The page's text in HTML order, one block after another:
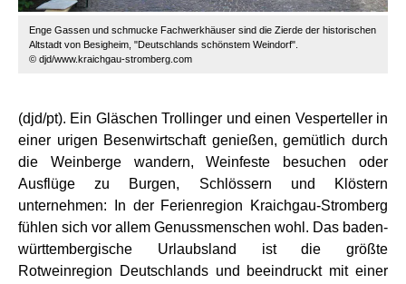
Enge Gassen und schmucke Fachwerkhäuser sind die Zierde der historischen
Altstadt von Besigheim, "Deutschlands schönstem Weindorf".
© djd/www.kraichgau-stromberg.com
(djd/pt). Ein Gläschen Trollinger und einen Vesperteller in
einer urigen Besenwirtschaft genießen, gemütlich durch
die Weinberge wandern, Weinfeste besuchen oder
Ausflüge zu Burgen, Schlössern und Klöstern
unternehmen: In der Ferienregion Kraichgau-Stromberg
fühlen sich vor allem Genussmenschen wohl. Das baden-
württembergische Urlaubsland ist die größte
Rotweinregion Deutschlands und beeindruckt mit einer